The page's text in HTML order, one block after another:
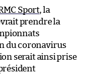
Sport, la
prendre la
du coronavirus
serait ainsi prise